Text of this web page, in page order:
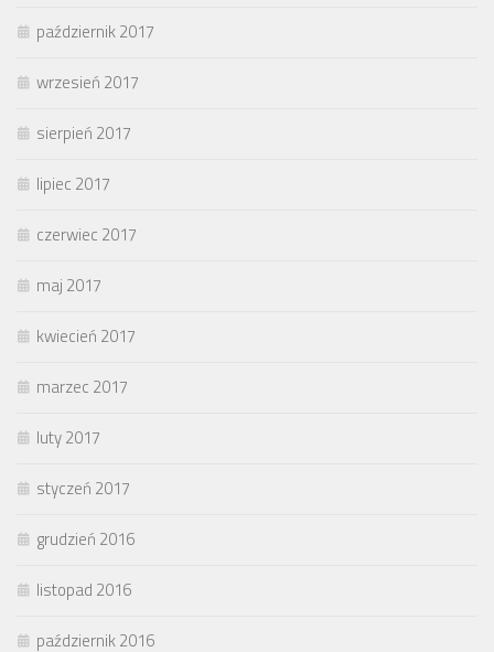
październik 2017
wrzesień 2017
sierpień 2017
lipiec 2017
czerwiec 2017
maj 2017
kwiecień 2017
marzec 2017
luty 2017
styczeń 2017
grudzień 2016
listopad 2016
październik 2016